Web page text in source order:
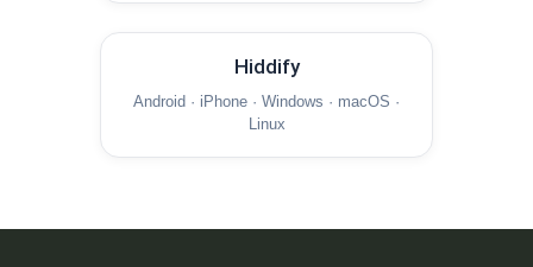
Hiddify
Android · iPhone · Windows · macOS ·
Linux